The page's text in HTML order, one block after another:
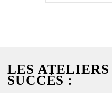
LES
SUCCÈS :